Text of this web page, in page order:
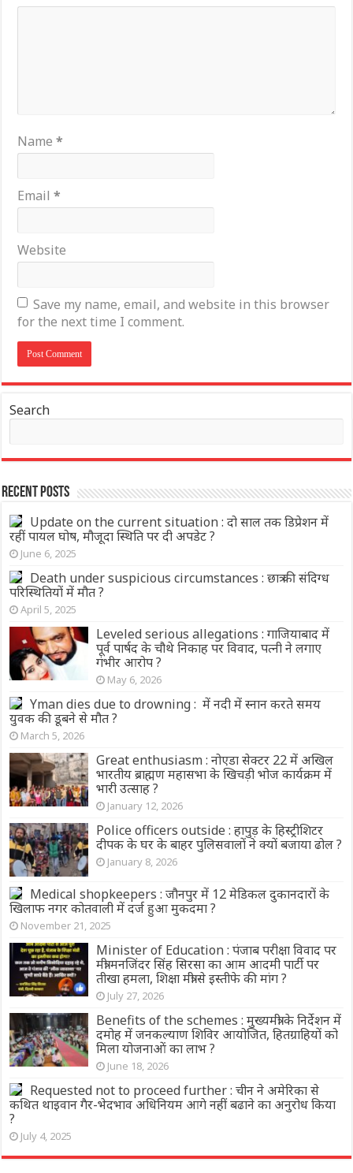
Name*
Email*
Website
Save my name, email, and website in this browser
for the next time I comment.
Search
Recent Posts
Update on the current situation : दो साल तक डिप्रेशन में
रहीं पायल घोष, मौजूदा स्थिति पर दी अपडेट ?
June 6, 2025
Death under suspicious circumstances : छात्र की संदिग्ध
परिस्थितियों में मौत ?
April 5, 2025
Leveled serious allegations : गाजियाबाद में
पूर्व पार्षद के चौथे निकाह पर विवाद, पत्नी ने लगाए
गंभीर आरोप ?
May 6, 2026
Yman dies due to drowning : में नदी में स्नान करते समय
युवक की डूबने से मौत ?
March 5, 2026
Great enthusiasm : नोएडा सेक्टर 22 में अखिल
भारतीय ब्राह्मण महासभा के खिचड़ी भोज कार्यक्रम में
भारी उत्साह ?
January 12, 2026
Police officers outside : हापुड़ के हिस्ट्रीशिटर
दीपक के घर के बाहर पुलिसवालों ने क्यों बजाया ढोल ?
January 8, 2026
Medical shopkeepers : जौनपुर में 12 मेडिकल दुकानदारों के
खिलाफ नगर कोतवाली में दर्ज हुआ मुकदमा ?
November 21, 2025
Minister of Education : पंजाब परीक्षा विवाद पर
मंत्री मनजिंदर सिंह सिरसा का आम आदमी पार्टी पर
तीखा हमला, शिक्षा मंत्री से इस्तीफे की मांग ?
July 27, 2026
Benefits of the schemes : मुख्यमंत्री के निर्देशन में
दमोह में जनकल्याण शिविर आयोजित, हितग्राहियों को
मिला योजनाओं का लाभ ?
June 18, 2026
Requested not to proceed further : चीन ने अमेरिका से
कथित थाइवान गैर-भेदभाव अधिनियम आगे नहीं बढाने का अनुरोध किया
?
July 4, 2025